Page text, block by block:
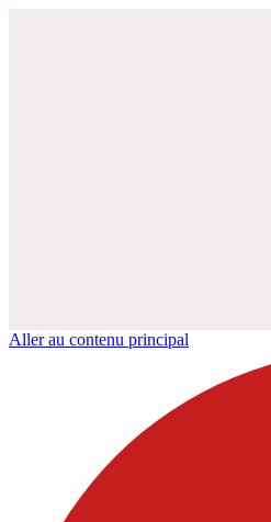
Aller au contenu principal